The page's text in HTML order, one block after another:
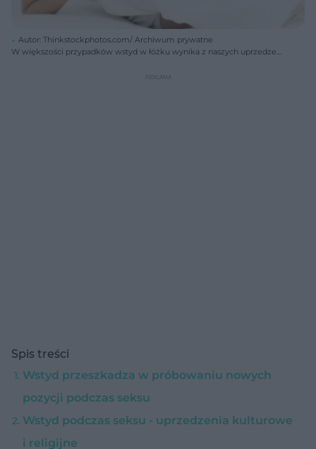
Autor: Thinkstockphotos.com/ Archiwum prywatne
W większości przypadków wstyd w łóżku wynika z naszych uprzedzeń
Spis treści
Wstyd przeszkadza w próbowaniu nowych
pozycji podczas seksu
Wstyd podczas seksu - uprzedzenia kulturowe
i religijne